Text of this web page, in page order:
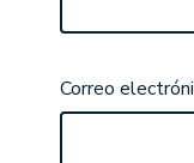
Correo